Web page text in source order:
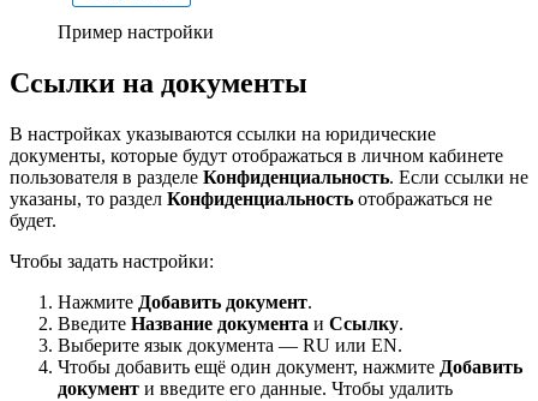
Пример настройки
Ссылки на документы
В настройках указываются ссылки на юридические
документы, которые будут отображаться в личном кабинете
пользователя в разделе Конфиденциальность. Если ссылки не
указаны, то раздел Конфиденциальность отображаться не
будет.
Чтобы задать настройки:
Нажмите Добавить документ.
Введите Название документа и Ссылку.
Выберите язык документа — RU или EN.
Чтобы добавить ещё один документ, нажмите Добавить
документ и введите его данные. Чтобы удалить